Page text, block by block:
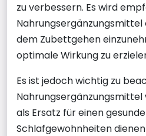
zu verbessern. Es wird
dem Zubettgehen
optimale Wirkung zu
Es ist jedoch wichtig zu
als Ersatz für einen
Schlafgewohnheiten